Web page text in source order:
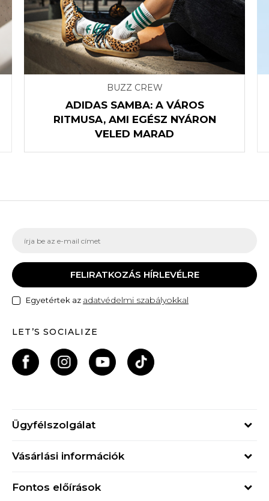
BUZZ CREW
ADIDAS SAMBA: A VÁROS
RITMUSA, AMI EGÉSZ NYÁRON
VELED MARAD
FELIRATKOZÁS HÍRLEVÉLRE
Egyetértek az adatvédelmi szabályokkal
LET’S SOCIALIZE
Ügyfélszolgálat
online@buzzsneakers.hu
Vásárlási információk
Fontos előírások